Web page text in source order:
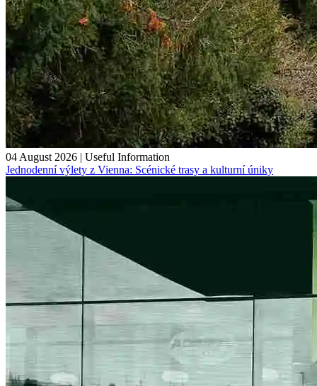
04 August 2026 | Useful Information
Jednodenní výlety z Vienna: Scénické trasy a kulturní úniky